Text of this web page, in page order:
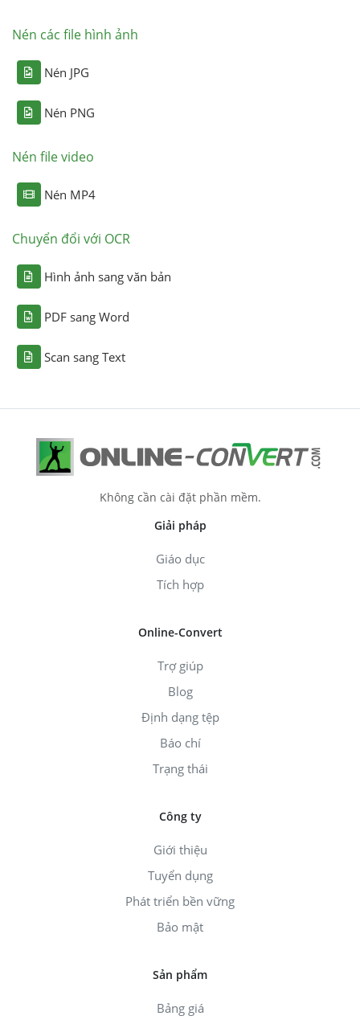
Nén các file hình ảnh
Nén JPG
Nén PNG
Nén file video
Nén MP4
Chuyển đổi với OCR
Hình ảnh sang văn bản
PDF sang Word
Scan sang Text
Không cần cài đặt phần mềm.
Giải pháp
Giáo dục
Tích hợp
Online-Convert
Trợ giúp
Blog
Định dạng tệp
Báo chí
Trạng thái
Công ty
Giới thiệu
Tuyển dụng
Phát triển bền vững
Bảo mật
Sản phẩm
Bảng giá